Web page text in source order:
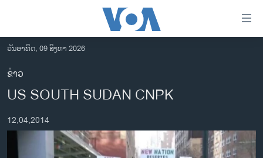
ເຂົ້າ
ຫາ
ຂ້າມ
ຂ້າມ
ໄປ
ອາເມຣິກາ
ການເລືອກຕັ້ງ ປະທານາທີບໍດີ ສະຫະລັດ 2024
ວັນອາທິດ, 09 ສິງຫາ 2026
ຂ່າວ
US SOUTH SUDAN CNPK
12,04,2014